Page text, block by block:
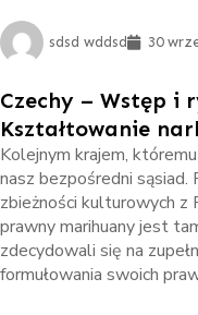
sdsd wddsd 30
Czechy – Wstęp i
Kształtowanie
Kolejnym krajem,
nasz bezpośredni
zbieżności kulturowych
prawny marihuany jest
zdecydowali się na
formułowania swoich